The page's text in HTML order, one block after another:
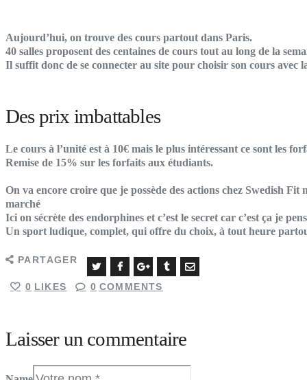
Aujourd’hui, on trouve des cours partout dans Paris.
40 salles proposent des centaines de cours tout au long de la
Il suffit donc de se connecter au site pour choisir son cours avec
Des prix imbattables
Le cours à l’unité est à 10€ mais le plus intéressant ce sont les
Remise de 15% sur les forfaits aux étudiants.
On va encore croire que je possède des actions chez Swedish Fit
marché
Ici on sécrète des endorphines et c’est le secret car c’est ça je
Un sport ludique, complet, qui offre du choix, à tout heure
PARTAGER
0 LIKES 0 COMMENTS
Laisser un commentaire